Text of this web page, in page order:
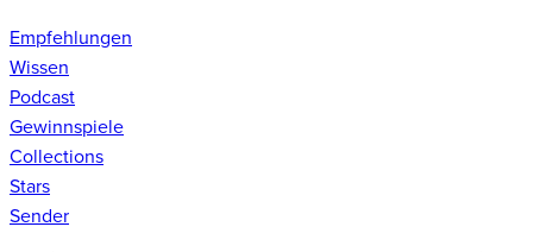
Empfehlungen
Wissen
Podcast
Gewinnspiele
Collections
Stars
Sender